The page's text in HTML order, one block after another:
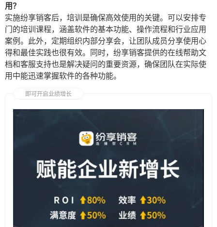
用？
实施纷享销客后，培训是确保高效使用的关键。可以安排专
门的培训课程，涵盖软件的基本功能、操作流程和行业应用
案例。此外，定期组织内部分享会，让团队成员分享使用心
得和最佳实践也很有效。同时，纷享销客提供的在线帮助文
档和客服支持也是解决疑问的重要资源，确保团队在实际使
用中能迅速掌握软件的各种功能。
即可开启业绩增长